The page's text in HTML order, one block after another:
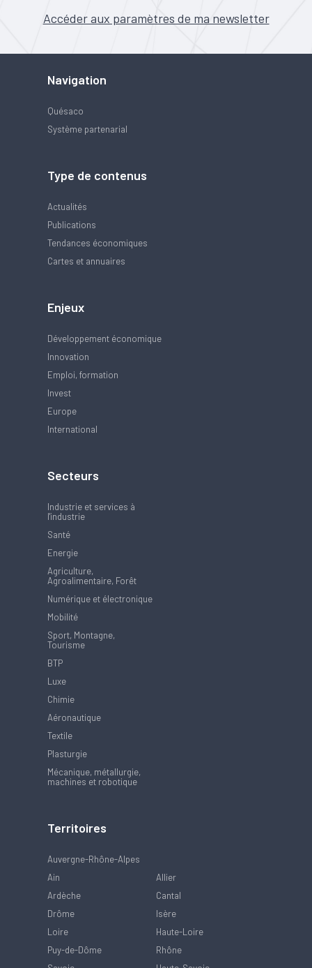
Accéder aux paramètres de ma newsletter
Navigation
Quésaco
Système partenarial
Type de contenus
Actualités
Publications
Tendances économiques
Cartes et annuaires
Enjeux
Développement économique
Innovation
Emploi, formation
Invest
Europe
International
Secteurs
Industrie et services à
l'industrie
Santé
Energie
Agriculture,
Agroalimentaire, Forêt
Numérique et électronique
Mobilité
Sport, Montagne,
Tourisme
BTP
Luxe
Chimie
Aéronautique
Textile
Plasturgie
Mécanique, métallurgie,
machines et robotique
Territoires
Auvergne-Rhône-Alpes
Ain
Allier
Ardèche
Cantal
Drôme
Isère
Loire
Haute-Loire
Puy-de-Dôme
Rhône